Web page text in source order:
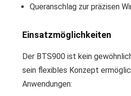
Queranschlag zur präzisen
Einsatzmöglichkeiten
Der BTS900 ist kein
sein flexibles Konzept
Anwendungen: